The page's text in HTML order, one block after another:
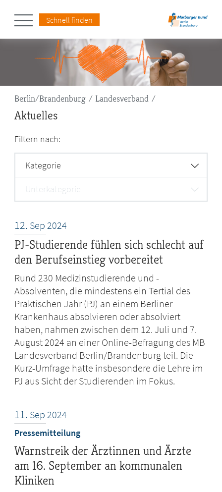
Schnell finden
Pfadnavigation
Berlin/Brandenburg Landesverband
Aktuelles
Filtern nach:
Kategorie
Unterkategorie
12. Sep 2024
PJ-Studierende fühlen sich schlecht auf
den Berufseinstieg vorbereitet
Rund 230 Medizinstudierende und -
Absolventen, die mindestens ein Tertial des
Praktischen Jahr (PJ) an einem Berliner
Krankenhaus absolvieren oder absolviert
haben, nahmen zwischen dem 12. Juli und 7.
August 2024 an einer Online-Befragung des MB
Landesverband Berlin/Brandenburg teil. Die
Kurz-Umfrage hatte insbesondere die Lehre im
PJ aus Sicht der Studierenden im Fokus.
11. Sep 2024
Pressemitteilung
Warnstreik der Ärztinnen und Ärzte
am 16. September an kommunalen
Kliniken